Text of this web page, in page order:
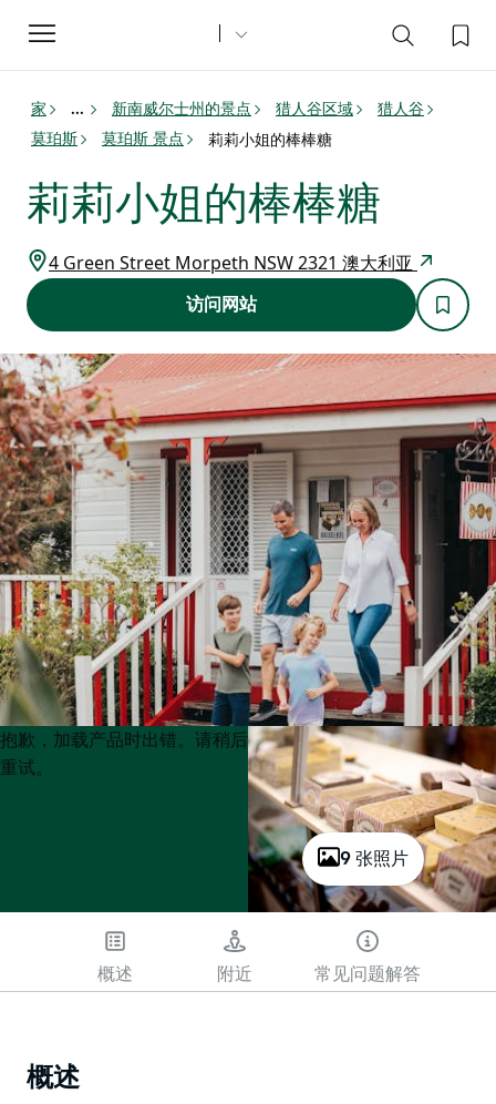
Toggle
navigation
家 ... 新南威尔士州的景点 猎人谷区域
猎人谷
莫珀斯
莫珀斯 景点 莉莉小姐的棒棒糖
莉莉小姐的棒棒糖
4 Green Street Morpeth NSW 2321 澳大利亚
访问网站
9 张照片
Product
List
Product
List
抱歉，加载产品时出错。请稍后
重试。
概述 附近 常见问题解答
概述